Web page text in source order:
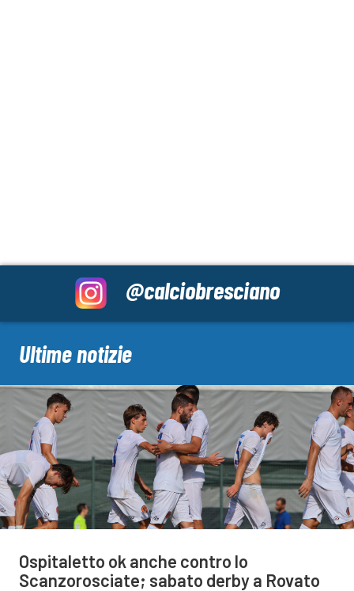
@calciobresciano
Ultime notizie
Ospitaletto ok anche contro lo
Scanzorosciate; sabato derby a Rovato